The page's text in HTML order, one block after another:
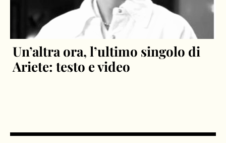
Un’altra ora, l’ultimo singolo di
Ariete: testo e video